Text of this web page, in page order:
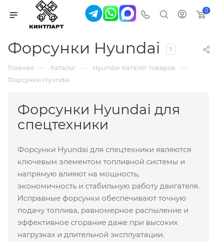
0
Форсунки Hyundai 1
Главная — Каталог — Hyundai Каталог товаров —
Форсунки Hyundai
Форсунки Hyundai для
спецтехники
Форсунки Hyundai для спецтехники являются
ключевым элементом топливной системы и
напрямую влияют на мощность,
экономичность и стабильную работу двигателя.
Исправные форсунки обеспечивают точную
подачу топлива, равномерное распыление и
эффективное сгорание даже при высоких
нагрузках и длительной эксплуатации.